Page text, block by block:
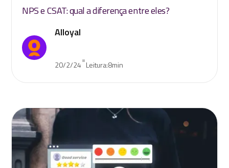
NPS e CSAT: qual a diferença entre eles?
Alloyal
20/2/24•Leitura:8min